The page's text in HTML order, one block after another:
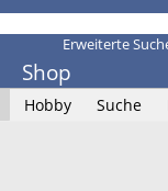
Shop
Erweiterte
Hobby Suche